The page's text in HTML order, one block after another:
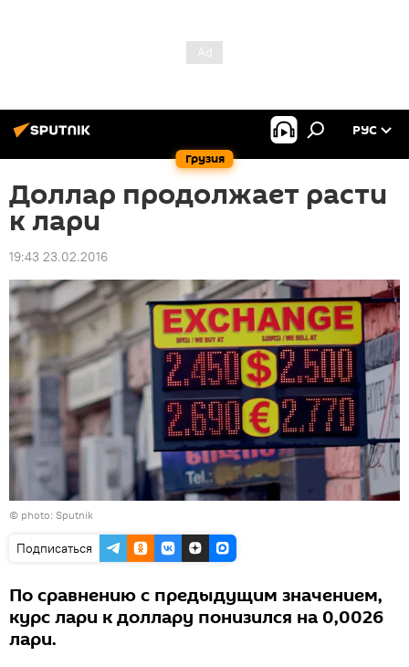
Грузия
РУС
Доллар продолжает расти
к лари
19:43 23.02.2016
© photo: Sputnik
Подписаться
По сравнению с предыдущим значением,
курс лари к доллару понизился на 0,0026
лари.